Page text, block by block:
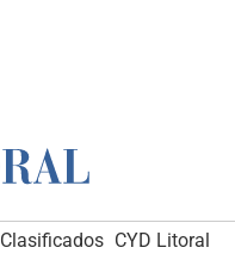
Clasificados CYD Litoral